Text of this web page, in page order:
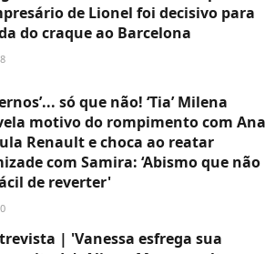
de Lionel foi decisivo para
do craque ao Barcelona
só que não! ‘Tia’ Milena
motivo do rompimento com Ana
Renault e choca ao reatar
com Samira: ‘Abismo que não
de reverter'
| 'Vanessa esfrega sua